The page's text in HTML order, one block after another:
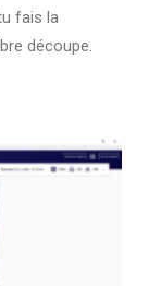
fais la
découpe.